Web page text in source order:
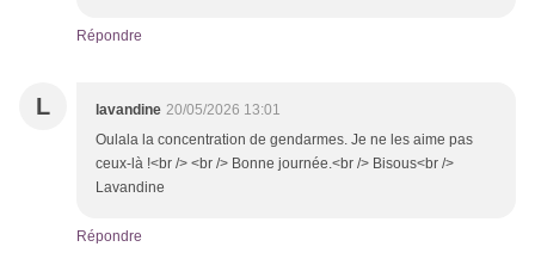
Répondre
L lavandine 20/05/2026 13:01
Oulala la concentration de gendarmes. Je ne les aime pas
ceux-là !<br /> <br /> Bonne journée.<br /> Bisous<br />
Lavandine
Répondre